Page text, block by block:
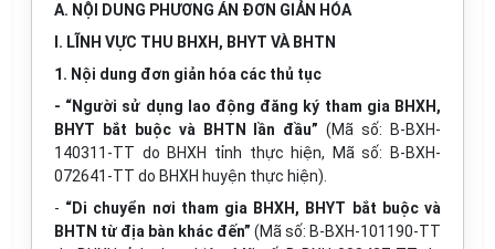
A. NỘI DUNG PHƯƠNG ÁN ĐƠN GIẢN HÓA
I. LĨNH VỰC THU BHXH, BHYT VÀ BHTN
1. Nội dung đơn giản hóa các thủ tục
- “Người sử dụng lao động đăng ký tham gia BHXH,
BHYT bắt buộc và BHTN lần đầu”(Mã số: B-BXH-
140311-TT do BHXH tỉnh thực hiện, Mã số: B-BXH-
072641-TT do BHXH huyện thực hiện).
- “Di chuyển nơi tham gia BHXH, BHYT bắt buộc và
BHTN từ địa bàn khác đến” (Mã số: B-BXH-101190-TT